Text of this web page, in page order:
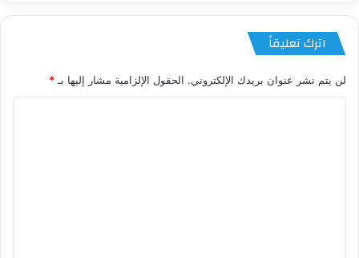
اترك تعليقاً
لن يتم نشر عنوان بريدك الإلكتروني. الحقول الإلزامية مشار إليها بـ *